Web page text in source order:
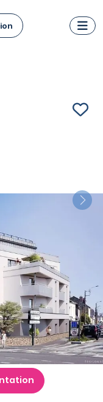
Next
RennesMaisons T6